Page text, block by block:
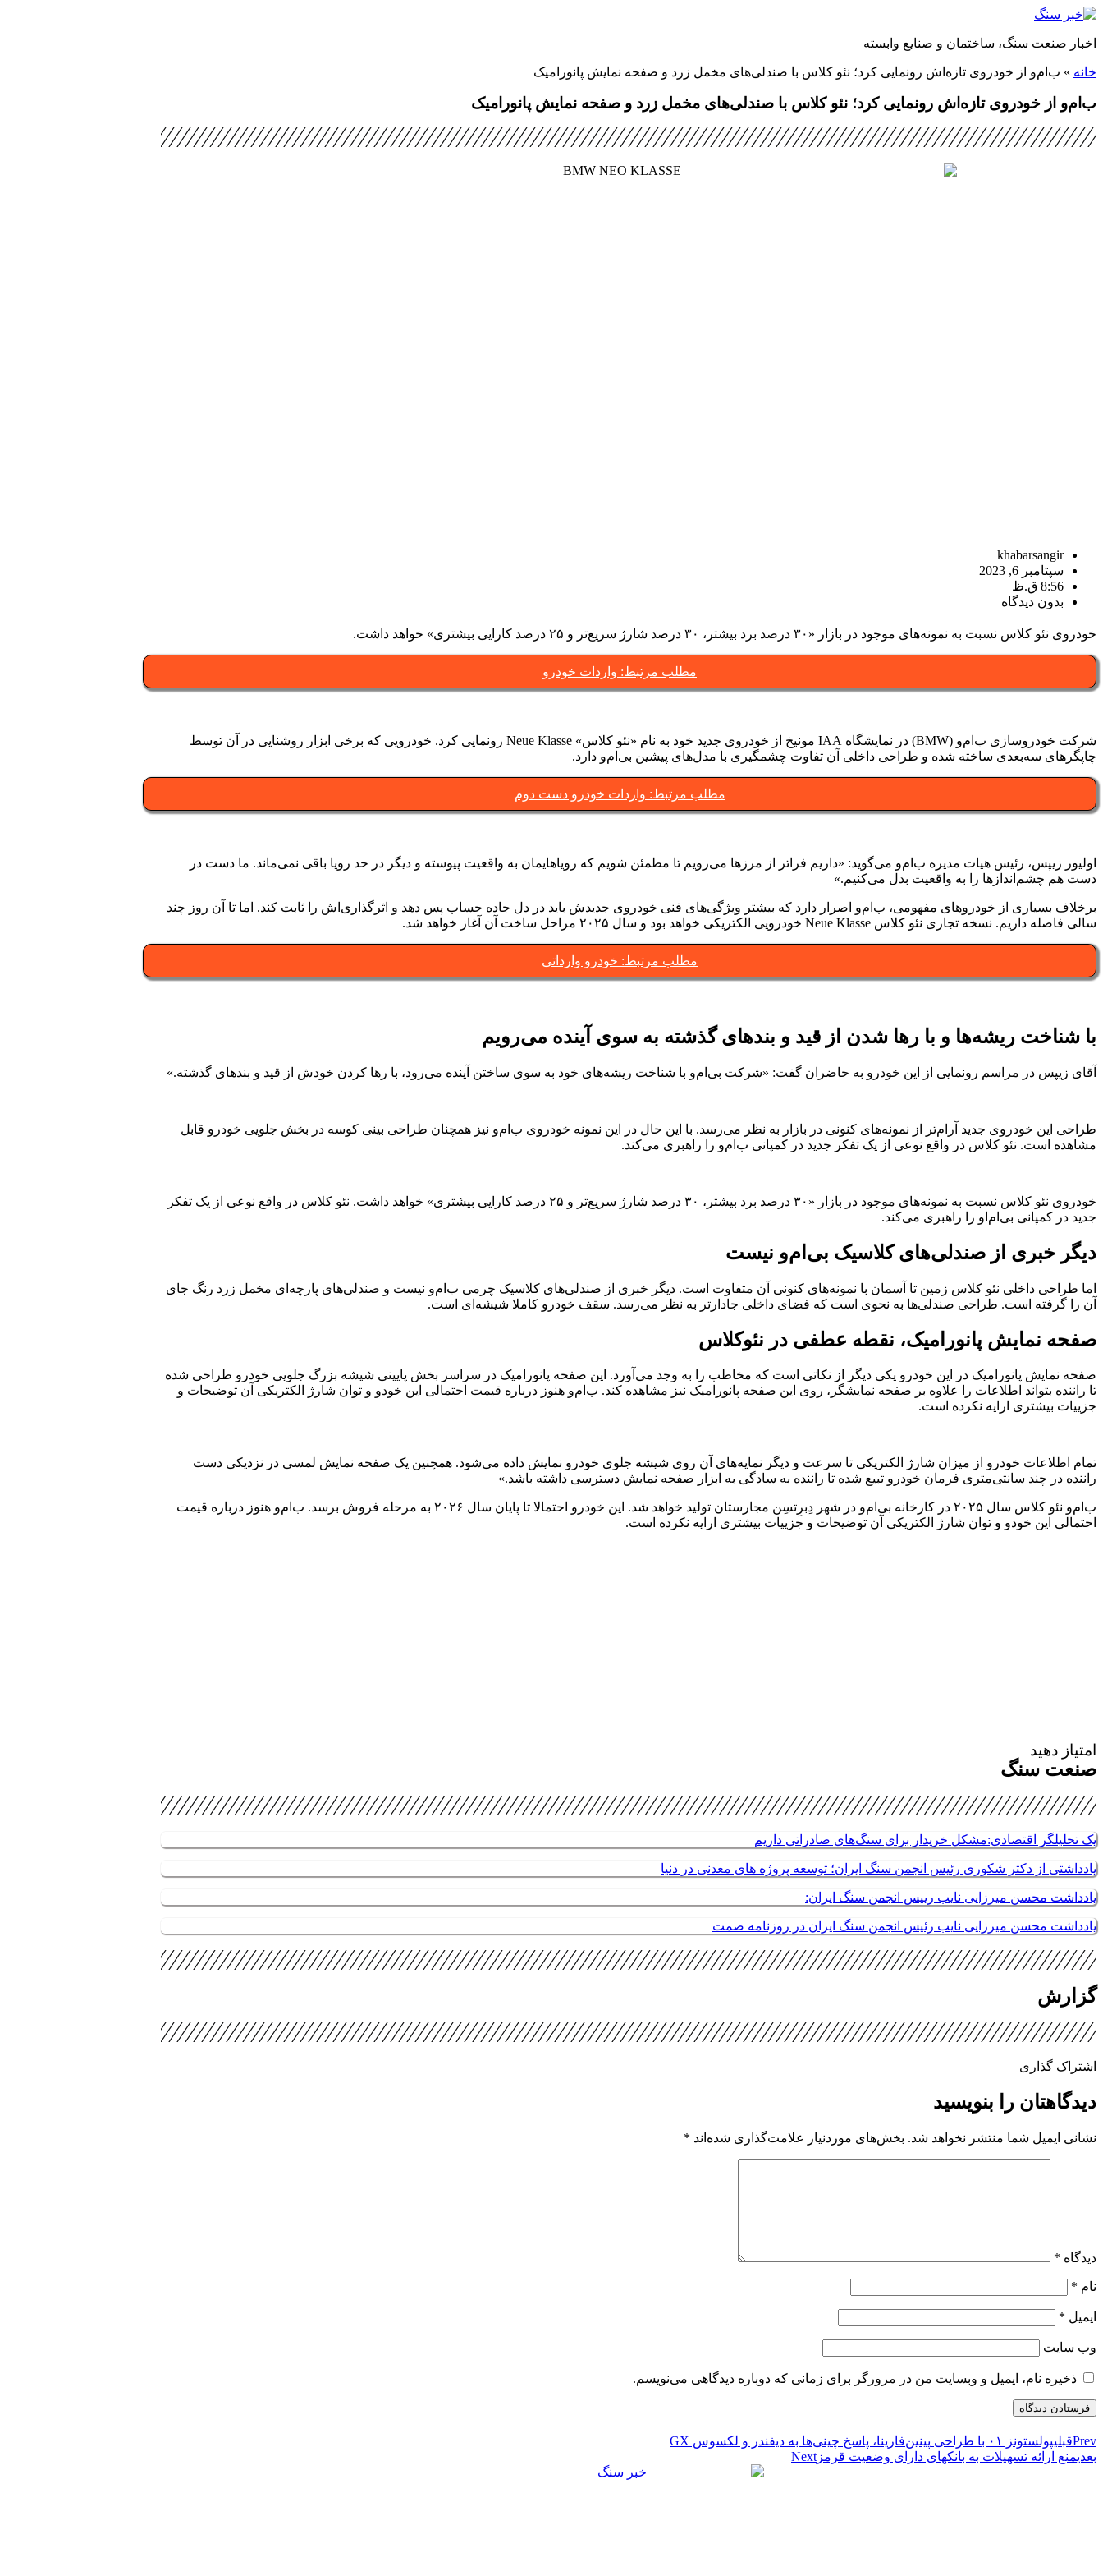
پرش
محتوا
اخبار صنعت سنگ، ساختمان و صنایع وابسته
خانه » ب‌ام‌و از خودروی تازه‌اش رونمایی کرد؛ نئو کلاس با صندلی‌های مخمل زرد و صفحه نمایش پانورامیک
ب‌ام‌و از خودروی تازه‌اش رونمایی کرد؛ نئو کلاس با صندلی‌های مخمل زرد و صفحه نمایش پانورامیک
khabarsangir
سپتامبر 6, 2023
8:56 ق.ظ
بدون دیدگاه
خودروی نئو کلاس نسبت به نمونه‌های موجود در بازار «۳۰ درصد برد بیشتر، ۳۰ درصد شارژ سریع‌تر و ۲۵ درصد کارایی بیشتری» خواهد داشت.
مطلب مرتبط: واردات خودرو
شرکت خودروسازی ب‌ام‌و (BMW) در نمایشگاه IAA مونیخ از خودروی جدید خود به نام «نئو کلاس» Neue Klasse رونمایی کرد. خودرویی که برخی ابزار روشنایی در آن توسط
چاپگرهای سه‌بعدی ساخته شده و طراحی داخلی آن تفاوت چشمگیری با مدل‌های پیشین بی‌ام‌و دارد.
مطلب مرتبط: واردات خودرو دست دوم
اولیور زیپس، رئیس هیات مدیره ب‌ام‌و می‌گوید: «داریم فراتر از مرزها می‌رویم تا مطمئن شویم که رویاهایمان به واقعیت پیوسته و دیگر در حد رویا باقی نمی‌ماند. ما دست در
دست هم چشم‌اندازها را به واقعیت بدل می‌کنیم.»
برخلاف بسیاری از خودروهای مفهومی، ب‌ام‌و اصرار دارد که بیشتر ویژگی‌های فنی خودروی جدیدش باید در دل جاده حساب پس دهد و اثرگذاری‌اش را ثابت کند. اما تا آن روز چند
سالی فاصله داریم. نسخه تجاری نئو کلاس Neue Klasse خودرویی الکتریکی خواهد بود و سال ۲۰۲۵ مراحل ساخت آن آغاز خواهد شد.
مطلب مرتبط: خودرو وارداتی
با شناخت ریشه‌ها و با رها شدن از قید و بندهای گذشته به سوی آینده می‌رویم
آقای زیپس در مراسم رونمایی از این خودرو به حاضران گفت: «شرکت بی‌ام‌و با شناخت ریشه‌های خود به سوی ساختن آینده می‌رود، با رها کردن خودش از قید و بندهای گذشته.»
طراحی این خودروی جدید آرام‌تر از نمونه‌های کنونی در بازار به نظر می‌رسد. با این حال در این نمونه خودروی ب‌ام‌و نیز همچنان طراحی بینی کوسه در بخش جلویی خودرو قابل
مشاهده است. نئو کلاس در واقع نوعی از یک تفکر جدید در کمپانی ب‌ام‌و را راهبری می‌کند.
خودروی نئو کلاس نسبت به نمونه‌های موجود در بازار «۳۰ درصد برد بیشتر، ۳۰ درصد شارژ سریع‌تر و ۲۵ درصد کارایی بیشتری» خواهد داشت. نئو کلاس در واقع نوعی از یک تفکر
جدید در کمپانی بی‌ام‌او را راهبری می‌کند.
دیگر خبری از صندلی‌های کلاسیک بی‌ام‌و نیست
اما طراحی داخلی نئو کلاس زمین تا آسمان با نمونه‌های کنونی آن متفاوت است. دیگر خبری از صندلی‌های کلاسیک چرمی ب‌ام‌و نیست و صندلی‌های پارچه‌ای مخمل زرد رنگ جای
آن را گرفته است. طراحی صندلی‌ها به نحوی است که فضای داخلی جادارتر به نظر می‌رسد. سقف خودرو کاملا شیشه‌ای است.
صفحه نمایش پانورامیک، نقطه عطفی در نئوکلاس
صفحه نمایش پانورامیک در این خودرو یکی دیگر از نکاتی است که مخاطب را به وجد می‌آورد. این صفحه پانورامیک در سراسر بخش پایینی شیشه بزرگ جلویی خودرو طراحی شده
تا راننده بتواند اطلاعات را علاوه بر صفحه نمایشگر، روی این صفحه پانورامیک نیز مشاهده کند. ب‌ام‌و هنوز درباره قیمت احتمالی این خودو و توان شارژ الکتریکی آن توضیحات و
جزییات بیشتری ارایه نکرده است.
تمام اطلاعات خودرو از میزان شارژ الکتریکی تا سرعت و دیگر نمایه‌های آن روی شیشه جلوی خودرو نمایش داده می‌شود. همچنین یک صفحه نمایش لمسی در نزدیکی دست
راننده در چند سانتی‌متری فرمان خودرو تبیع شده تا راننده به سادگی به ابزار صفحه نمایش دسترسی داشته باشد.»
ب‌ام‌و نئو کلاس سال ۲۰۲۵ در کارخانه بی‌ام‌و در شهر دِبرِتسِن مجارستان تولید خواهد شد. این خودرو احتمالا تا پایان سال ۲۰۲۶ به مرحله فروش برسد. ب‌ام‌و هنوز درباره قیمت
احتمالی این خودو و توان شارژ الکتریکی آن توضیحات و جزییات بیشتری ارایه نکرده است.
امتیاز دهید
صنعت سنگ
یک تحلیلگر اقتصادی:مشکل خریدار برای سنگ‌های صادراتی داریم
یادداشتی از دکتر شکوری رئیس انجمن سنگ ایران؛ توسعه پروژه های معدنی در دنیا
یادداشت محسن میرزایی نایب رییس انجمن سنگ ایران:
یادداشت محسن میرزایی نایب رئیس انجمن سنگ ایران در روزنامه صمت
گزارش
اشتراک گذاری
دیدگاهتان را بنویسید
نشانی ایمیل شما منتشر نخواهد شد. بخش‌های موردنیاز علامت‌گذاری شده‌اند *
دیدگاه *
نام *
ایمیل *
وب‌ سایت
ذخیره نام، ایمیل و وبسایت من در مرورگر برای زمانی که دوباره دیدگاهی می‌نویسم.
Prevقبلیپولستونز ۰۱ با طراحی پینین‌فارینا، پاسخ چینی‌ها به دیفندر و لکسوس GX
بعدیمنع ارائه تسهیلات به بانکهای دارای وضعیت قرمز Next